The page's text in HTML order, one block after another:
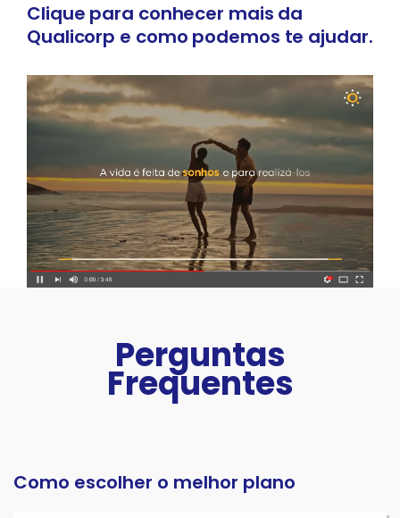
Clique para conhecer mais da
Qualicorp e como podemos te ajudar.
Perguntas
Frequentes
Como escolher o melhor plano